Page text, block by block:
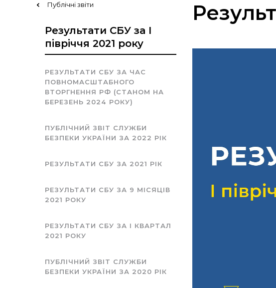
Публічні звіти
Результати СБУ за I
півріччя 2021 року
РЕЗУЛЬТАТИ СБУ ЗА ЧАС
ПОВНОМАСШТАБНОГО
ВТОРГНЕННЯ РФ (СТАНОМ НА
БЕРЕЗЕНЬ 2024 РОКУ)
ПУБЛІЧНИЙ ЗВІТ СЛУЖБИ
БЕЗПЕКИ УКРАЇНИ ЗА 2022 РІК
РЕЗУЛЬТАТИ СБУ ЗА 2021 РІК
РЕЗУЛЬТАТИ СБУ ЗА 9 МІСЯЦІВ
2021 РОКУ
РЕЗУЛЬТАТИ СБУ ЗА I КВАРТАЛ
2021 РОКУ
ПУБЛІЧНИЙ ЗВІТ СЛУЖБИ
БЕЗПЕКИ УКРАЇНИ ЗА 2020 РІК